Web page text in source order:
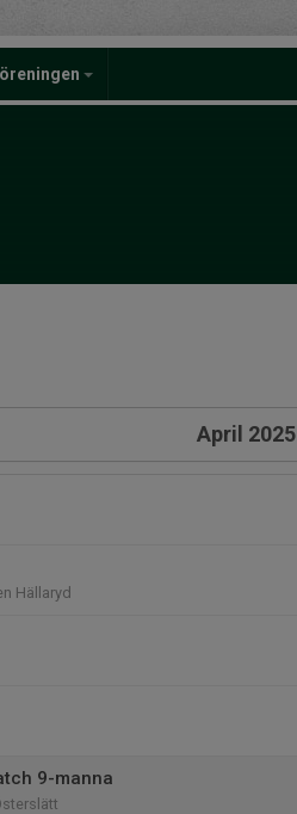
April 2025
Hällaryd
9-manna